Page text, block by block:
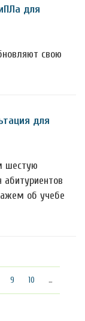
для
свою
для
шестую
об учебе
9 10 …